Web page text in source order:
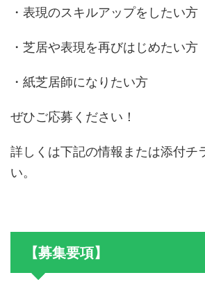
・表現のスキルアップをしたい方
・芝居や表現を再びはじめたい方
・紙芝居師になりたい方
ぜひご応募ください！
詳しくは下記の情報または添付チ
い。
【募集要項】